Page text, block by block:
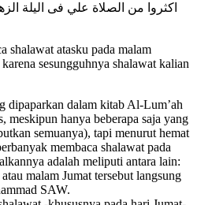
اكثروا من الصلاة علي فى اليلة
shalawat atasku pada malam
sesungguhnya shalawat kalian
dipaparkan dalam kitab Al-Lum’ah
meskipun hanya beberapa saja yang
semuanya), tapi menurut hemat
membaca shalawat pada
adalah meliputi antara lain:
malam Jumat tersebut langsung
SAW.